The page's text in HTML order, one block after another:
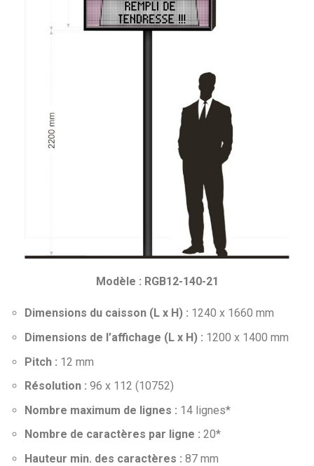
Modèle : RGB12-140-21
Dimensions du caisson (L x H) : 1240 x 1660 mm
Dimensions de l’affichage (L x H) : 1200 x 1400 mm
Pitch : 12 mm
Résolution : 96 x 112 (10752)
Nombre maximum de lignes : 14 lignes*
Nombre de caractères par ligne : 20*
Hauteur min. des caractères : 87 mm